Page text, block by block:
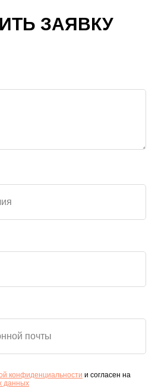
ЗАЯВКУ
конфиденциальности и согласен на
данных